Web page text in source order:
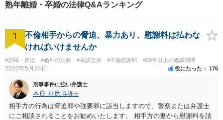
熟年離婚・卒婚の法律Q&Aランキング
1
不倫相手からの脅迫、暴力あり、慰謝料は払わな
ければいけませんか
#恐喝・脅迫 #婚外の妊娠 #示談交渉 #不倫慰謝料 #20年以上の婚姻期間
2020年5月24日 役にたった 176
刑事事件に強い弁護士
本庄 卓磨 弁護士
相手方の行為は脅迫罪や強要罪に該当しますので、警察または弁護士
にご相談されることをお勧めいたします。 相手方の妻から慰謝料を請